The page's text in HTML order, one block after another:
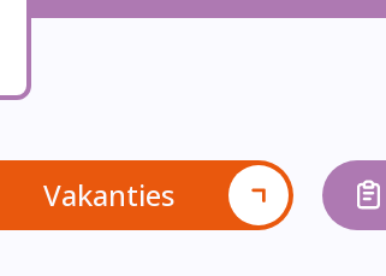
Vakanties